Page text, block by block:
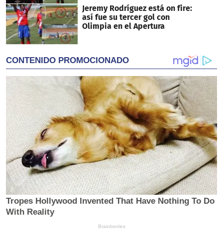
Jeremy Rodríguez está on fire:
así fue su tercer gol con
Olimpia en el Apertura